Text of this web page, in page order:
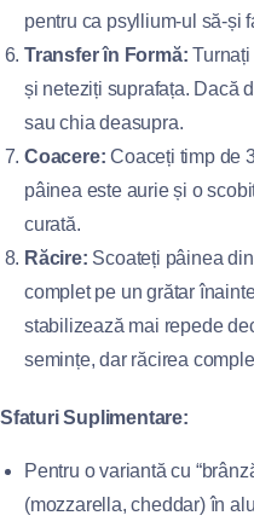
pentru ca psyllium-ul să-și
Transfer în Formă:
și neteziți suprafața. Dacă
sau chia deasupra.
Coacere: Coaceți timp de
pâinea este aurie și o
curată.
Răcire: Scoateți pâinea
complet pe un grătar
stabilizează mai repede
semințe, dar răcirea
Sfaturi Suplimentare:
Pentru o variantă cu
(mozzarella, cheddar) în